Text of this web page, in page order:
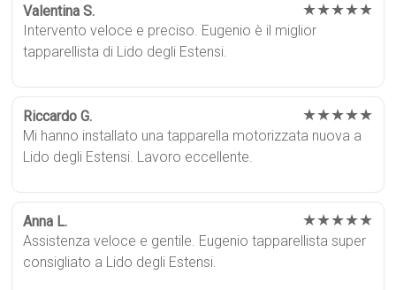
Valentina S. ★★★★★
Intervento veloce e preciso. Eugenio è il miglior
tapparellista di Lido degli Estensi.
Riccardo G. ★★★★★
Mi hanno installato una tapparella motorizzata nuova a
Lido degli Estensi. Lavoro eccellente.
Anna L. ★★★★★
Assistenza veloce e gentile. Eugenio tapparellista super
consigliato a Lido degli Estensi.